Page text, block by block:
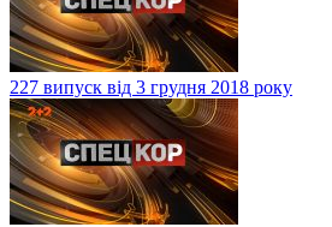
227 випуск від 3 грудня 2018 року